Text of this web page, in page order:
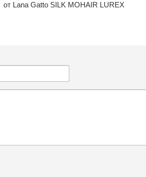
от Lana Gatto SILK MOHAIR LUREX